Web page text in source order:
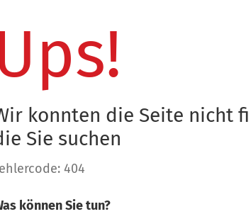
konnten die Seite nicht
Sie suchen
404
können Sie tun?